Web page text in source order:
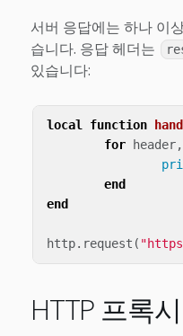
서버 응답에는 하나 이
습니다. 응답 헤더는
있습니다:
local function
for
header,
end
end
http. request (
HTTP 프록시